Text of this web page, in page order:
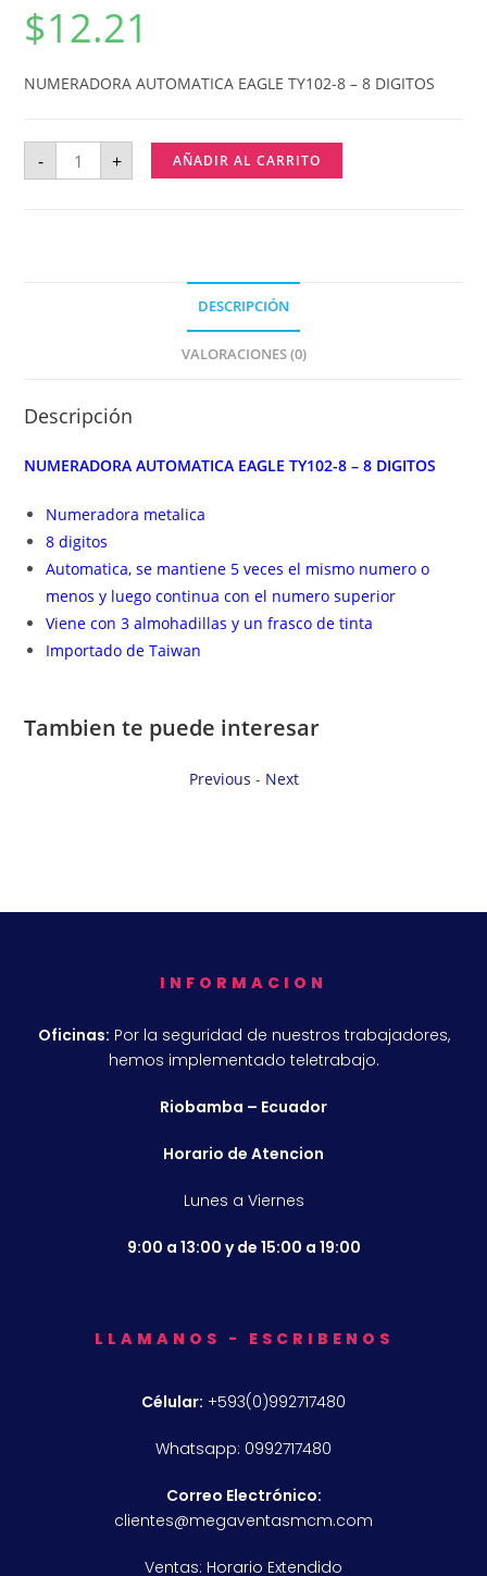
$12.21
NUMERADORA AUTOMATICA EAGLE TY102-8 – 8 DIGITOS
- + AÑADIR AL CARRITO
DESCRIPCIÓN
VALORACIONES (0)
Descripción
NUMERADORA AUTOMATICA EAGLE TY102-8 – 8 DIGITOS
Numeradora metalica
8 digitos
Automatica, se mantiene 5 veces el mismo numero o
menos y luego continua con el numero superior
Viene con 3 almohadillas y un frasco de tinta
Importado de Taiwan
Tambien te puede interesar
Previous - Next
INFORMACION
Oficinas: Por la seguridad de nuestros trabajadores,
hemos implementado teletrabajo.
Riobamba – Ecuador
Horario de Atencion
Lunes a Viernes
9:00 a 13:00 y de 15:00 a 19:00
LLAMANOS - ESCRIBENOS
Célular: +593(0)992717480
Whatsapp: 0992717480
Correo Electrónico:
clientes@megaventasmcm.com
Ventas: Horario Extendido